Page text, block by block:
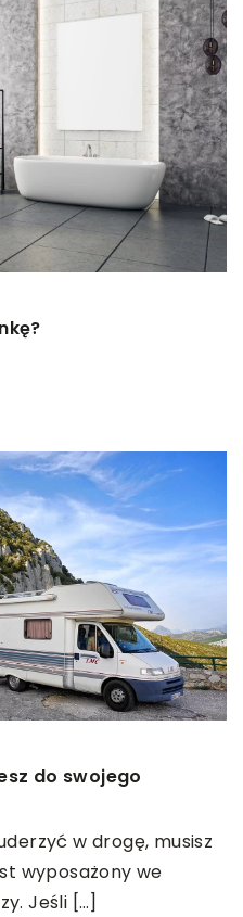
do swojego
w drogę, musisz
wyposażony we
Jeśli […]